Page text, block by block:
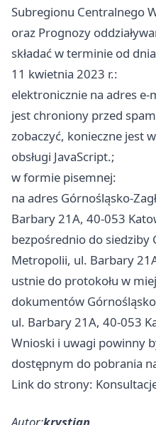
Subregionu Centralnego
oraz Prognozy
składać w terminie od
11 kwietnia 2023 r.:
elektronicznie na adres
jest chroniony przed
zobaczyć, konieczne jest
obsługi JavaScript.;
w formie pisemnej:
na adres Górnośląsko-
Barbary 21A, 40-053
bezpośrednio do siedziby
Metropolii, ul. Barbary
ustnie do protokołu w
dokumentów
ul. Barbary 21A, 40-053
Wnioski i uwagi powinny
dostępnym do pobrania
Link do strony: